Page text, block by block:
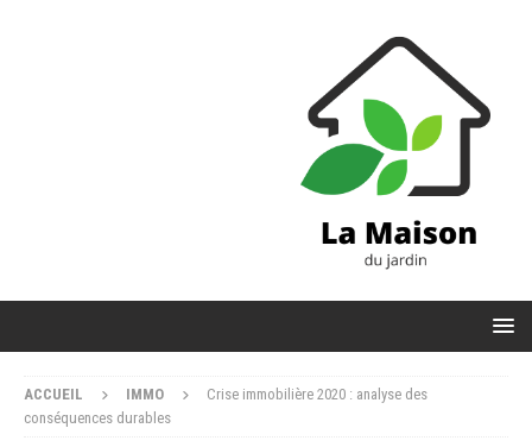
ACCUEIL IMMO
Crise immobilière 2020 : analyse des
conséquences durables